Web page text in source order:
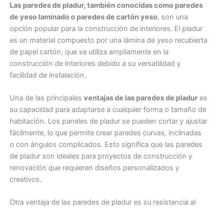
Las paredes de pladur, también conocidas como paredes
de yeso laminado o paredes de cartón yeso, son una
opción popular para la construcción de interiores. El pladur
es un material compuesto por una lámina de yeso recubierta
de papel cartón, que se utiliza ampliamente en la
construcción de interiores debido a su versatilidad y
facilidad de instalación.
Una de las principales ventajas de las paredes de pladur es
su capacidad para adaptarse a cualquier forma o tamaño de
habitación. Los paneles de pladur se pueden cortar y ajustar
fácilmente, lo que permite crear paredes curvas, inclinadas
o con ángulos complicados. Esto significa que las paredes
de pladur son ideales para proyectos de construcción y
renovación que requieren diseños personalizados y
creativos.
Otra ventaja de las paredes de pladur es su resistencia al